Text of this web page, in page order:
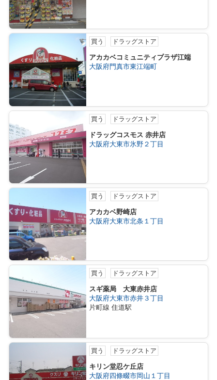
買う ドラッグストア
アカカベコミュニティプラザ江端
大阪府門真市東江端町
買う ドラッグストア
ドラッグコスモス 赤井店
大阪府大東市氷野２丁目
買う ドラッグストア
アカカベ野崎店
大阪府大東市北条１丁目
買う ドラッグストア
スギ薬局 大東赤井店
大阪府大東市赤井３丁目
片町線 住道駅
買う ドラッグストア
キリン堂忍ケ丘店
大阪府四條畷市岡山１丁目